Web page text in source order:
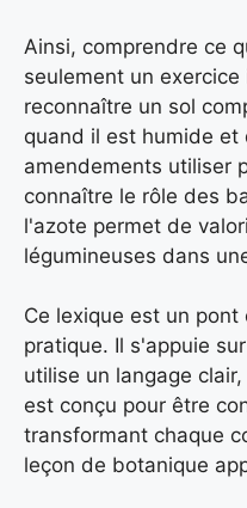
Ainsi, comprendre ce
seulement un
reconnaître un sol
quand il est humide et
amendements utiliser
connaître le rôle des
l'azote permet de
légumineuses dans
Ce lexique est un
pratique. Il s'appuie
utilise un langage
est conçu pour être
transformant chaque
leçon de botanique